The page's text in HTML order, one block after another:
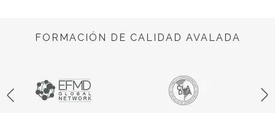
FORMACIÓN DE CALIDAD AVALADA